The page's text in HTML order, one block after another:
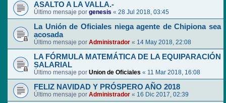
ASALTO A LA VALLA.-
Último mensaje por genesis « 28 Jul 2018, 03:45
La Unión de Oficiales niega agente de Chipiona sea
acosada
Último mensaje por Administrador « 14 May 2018, 22:08
LA FÓRMULA MATEMÁTICA DE LA EQUIPARACIÓN
SALARIAL
Último mensaje por Union de Oficiales « 11 Mar 2018, 16:08
FELIZ NAVIDAD Y PRÓSPERO AÑO 2018
Último mensaje por Administrador « 16 Dic 2017, 02:39